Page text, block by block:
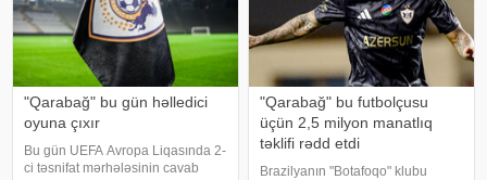
"Qarabağ" bu gün həlledici
oyuna çıxır
Bu gün UEFA Avropa Liqasında 2-
ci təsnifat mərhələsinin cavab
"Qarabağ" bu futbolçusu
üçün 2,5 milyon manatlıq
təklifi rədd etdi
Brazilyanın "Botafoqo" klubu